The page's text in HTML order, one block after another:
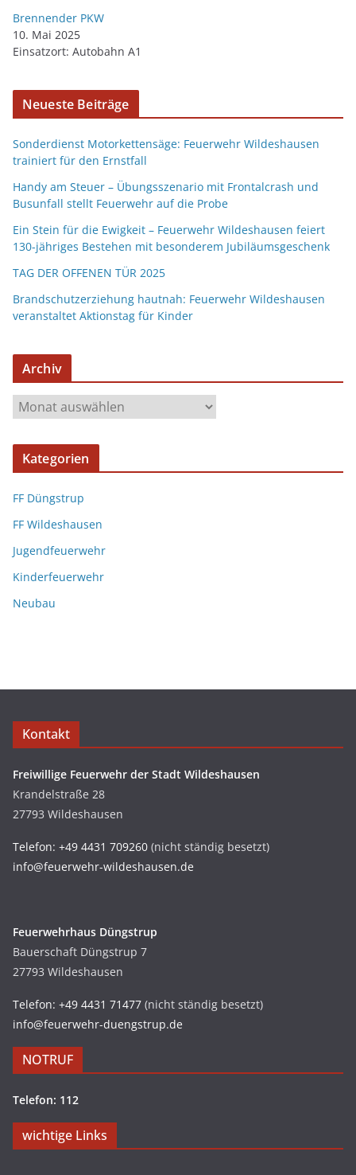
Brennender PKW
10. Mai 2025
Einsatzort: Autobahn A1
Neueste Beiträge
Sonderdienst Motorkettensäge: Feuerwehr Wildeshausen
trainiert für den Ernstfall
Handy am Steuer – Übungsszenario mit Frontalcrash und
Busunfall stellt Feuerwehr auf die Probe
Ein Stein für die Ewigkeit – Feuerwehr Wildeshausen feiert
130-jähriges Bestehen mit besonderem Jubiläumsgeschenk
TAG DER OFFENEN TÜR 2025
Brandschutzerziehung hautnah: Feuerwehr Wildeshausen
veranstaltet Aktionstag für Kinder
Archiv
Kategorien
FF Düngstrup
FF Wildeshausen
Jugendfeuerwehr
Kinderfeuerwehr
Neubau
Kontakt
Freiwillige Feuerwehr der Stadt Wildeshausen
Krandelstraße 28
27793 Wildeshausen
Telefon: +49 4431 709260 (nicht ständig besetzt)
info@feuerwehr-wildeshausen.de
Feuerwehrhaus Düngstrup
Bauerschaft Düngstrup 7
27793 Wildeshausen
Telefon: +49 4431 71477 (nicht ständig besetzt)
info@feuerwehr-duengstrup.de
NOTRUF
Telefon: 112
wichtige Links